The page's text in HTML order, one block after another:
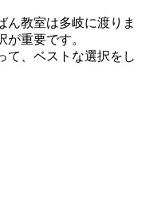
ん教室は多岐に渡りま
重要です。
て、ベストな選択をし